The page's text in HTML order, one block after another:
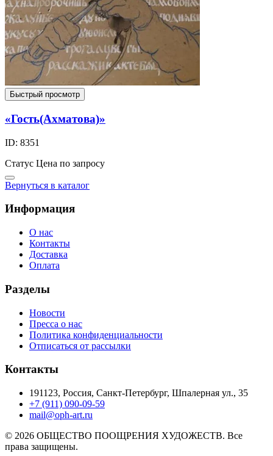
Быстрый просмотр
«Гость(Ахматова)»
ID: 8351
Статус Цена по запросу
Вернуться в каталог
Информация
О нас
Контакты
Доставка
Оплата
Разделы
Новости
Пресса о нас
Политика конфиденциальности
Отписаться от рассылки
Контакты
191123, Россия, Санкт-Петербург, Шпалерная ул., 35
+7 (911) 090-09-59
mail@oph-art.ru
© 2026 ОБЩЕСТВО ПООЩРЕНИЯ ХУДОЖЕСТВ. Все
права защищены.